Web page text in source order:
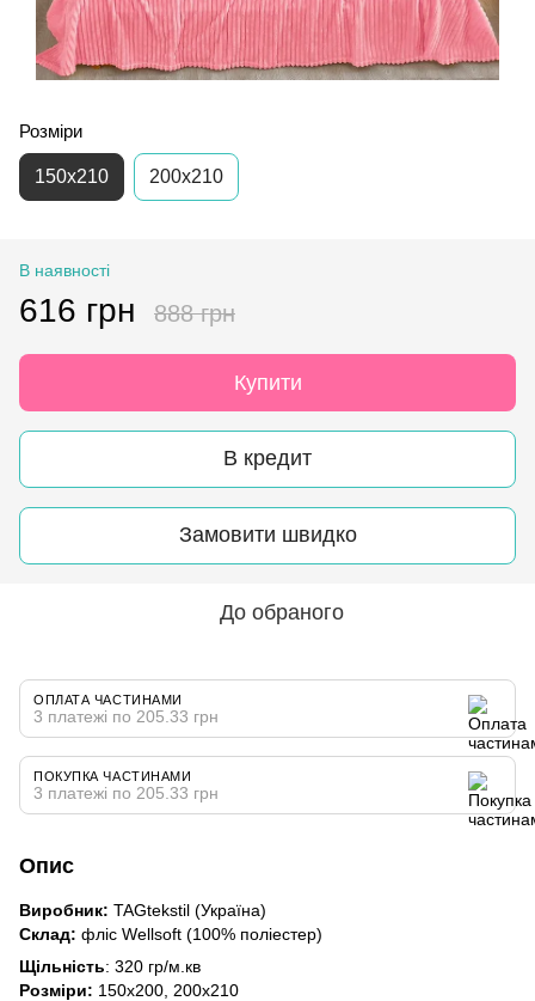
Розміри
150x210 200х210
В наявності
616 грн 888 грн
Купити
В кредит
Замовити швидко
До обраного
ОПЛАТА ЧАСТИНАМИ
3 платежі по 205.33 грн
ПОКУПКА ЧАСТИНАМИ
3 платежі по 205.33 грн
Опис
Виробник: TAGtekstil (Україна)
Склад: фліс Wellsoft (100% поліестер)
Щільність: 320 гр/м.кв
Розміри: 150x200, 200х210